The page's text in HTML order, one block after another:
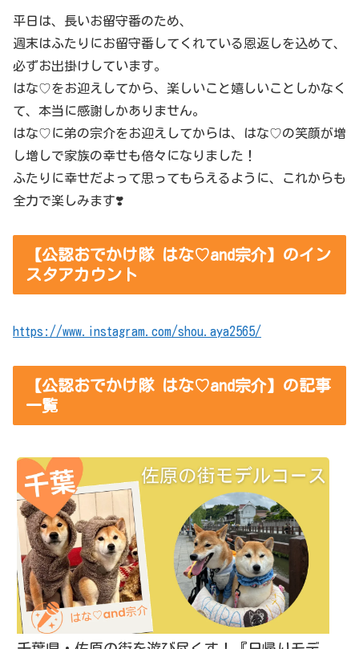
平日は、長いお留守番のため、
週末はふたりにお留守番してくれている恩返しを込めて、
必ずお出掛けしています。
はな♡をお迎えしてから、楽しいこと嬉しいことしかなく
て、本当に感謝しかありません。
はな♡に弟の宗介をお迎えしてからは、はな♡の笑顔が増
し増しで家族の幸せも倍々になりました！
ふたりに幸せだよって思ってもらえるように、これからも
全力で楽しみます❣️
【公認おでかけ隊 はな♡and宗介】のイン
スタアカウント
https://www.instagram.com/shou.aya2565/
【公認おでかけ隊 はな♡and宗介】の記事
一覧